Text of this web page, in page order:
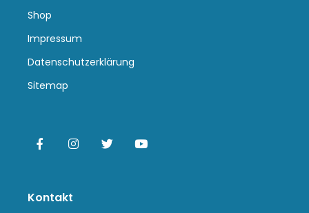
Shop
Impressum
Datenschutzerklärung
Sitemap
Kontakt